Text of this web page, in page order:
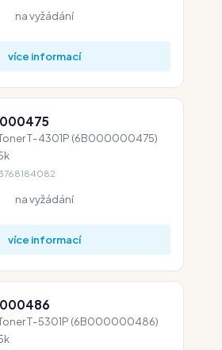
na vyžádání
více informací
T-4301P (6B000000475)
na vyžádání
více informací
T-5301P (6B000000486)